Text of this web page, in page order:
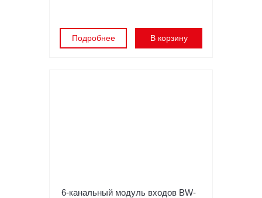
Подробнее В корзину
6-канальный модуль входов BW-